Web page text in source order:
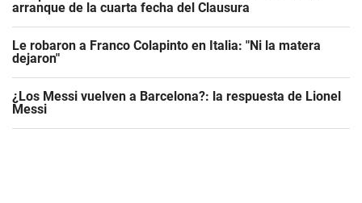
arranque de la cuarta fecha del Clausura
Le robaron a Franco Colapinto en Italia: "Ni la matera
dejaron"
¿Los Messi vuelven a Barcelona?: la respuesta de Lionel
Messi